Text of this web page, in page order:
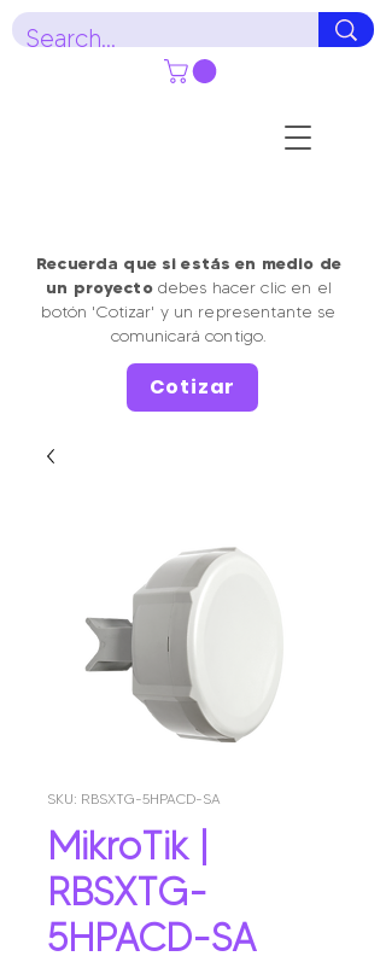
Recuerda que si estás en medio de
un proyectodebes hacer clic en el
botón 'Cotizar' y un representante se
comunicará contigo.
Cotizar
SKU: RBSXTG-5HPACD-SA
MikroTik |
RBSXTG-
5HPACD-SA